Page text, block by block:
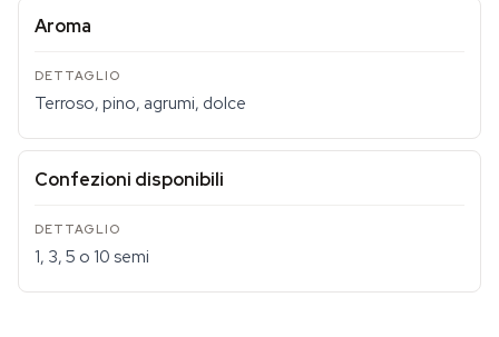
Aroma
Terroso, pino, agrumi, dolce
Confezioni disponibili
1, 3, 5 o 10 semi